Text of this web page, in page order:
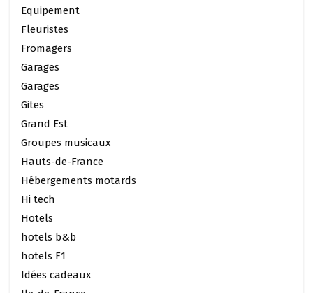
Equipement
Fleuristes
Fromagers
Garages
Garages
Gites
Grand Est
Groupes musicaux
Hauts-de-France
Hébergements motards
Hi tech
Hotels
hotels b&b
hotels F1
Idées cadeaux